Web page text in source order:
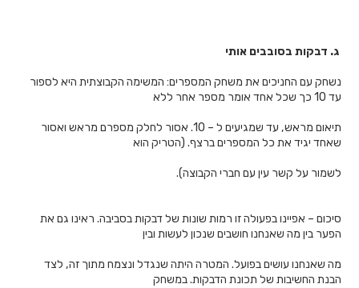
ג. דבקות בסובבים אותי
נשחק עם החניכים את משחק המספרים: המשימה הקבוצתית היא לספור
עד 10 כך שכל אחד אומר מספר אחר ללא
תיאום מראש, עד שמגיעים ל – 10. אסור לחלק מספרם מראש ואסור
שאחד יגיד את כל המספרים ברצף. (הטריק הוא
לשמור על קשר עין עם חברי הקבוצה).
סיכום – אפיינו בפעולה זו רמות שונות של דבקות בסביבה. ראינו גם את
הפער בין מה שאנחנו חושבים שנכון לעשות ובין
מה שאנחנו עושים בפועל. המטרה היתה שנגדל ונצמח מתוך זה, לצד
הבנת החשיבות של תכונת הדבקות. במשחק